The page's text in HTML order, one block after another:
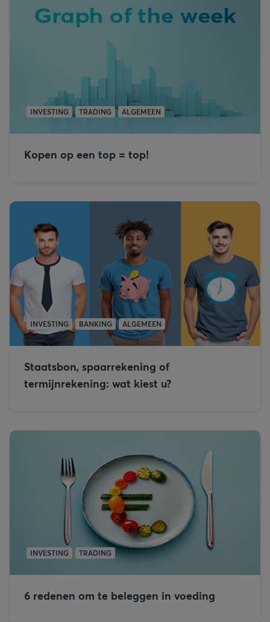
INVESTING TRADING ALGEMEEN
Kopen op een top = top!
INVESTING BANKING ALGEMEEN
Staatsbon, spaarrekening of
termijnrekening: wat kiest u?
INVESTING TRADING
6 redenen om te beleggen in voeding